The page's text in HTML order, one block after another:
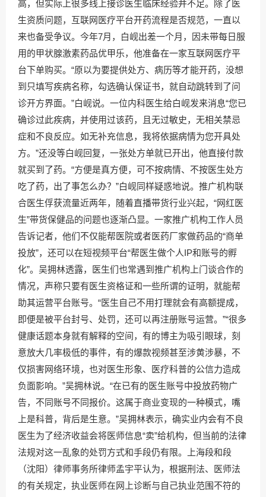
高，但实际上很多线上接诊医生临床经验并不足。除了医
生资质问题，互联网医疗平台开药流程是否规范，一直以
来也备受争议。今年7月，白岘出差一个月，因未带每日服
用的甲状腺激素药品优甲乐，他准备在一家互联网医疗平
台下单购买。“原以为要提供处方、病历等才能开药，没想
到只填写疾病名称，勾选确认保证书，就自动跳转到了问
诊开方界面。”白岘说。一位内科医生给白岘发来消息“您已
确诊过此疾病，并使用过该药，且无过敏史，无相关禁忌
症和不良反应。如无补充信息，我将依据病情为您开具处
方。”还没等白岘回复，一张处方单就已开出，他直接付款
就买到了药。“方便是真方便，可不按病情、不按医生处方
吃了药，出了事怎么办？”白岘同样疑惑地说。推广机构联
合医生俘获流量近两年，随着直播带货行业兴起，“网红医
生”带货保健品的问题也逐渐凸显。一家推广机构工作人员
告诉记者，他们不仅能帮医院或者医药厂家做药品的“商单
投放”，还可以在短视频平台“帮医生做个人IP和账号的孵
化”。吴拥林透露，医生们也常遇到推广机构上门谈合作的
情况，声称只要有医生资格证和一些所谓的证明，就能帮
助其运营平台账号。“医生自己不用打理就会有高额提成，
即便是被平台封号、处罚，还可以再注册账号运营。”“很多
健康话题本身就有解释的空间，有的博主为吸引眼球，刻
意放大几率极低的事件，有的爆款视频甚至涉黄涉暴，不
仅损害网络环境，也对医生形象、医疗科普的公信力造成
负面影响。”吴拥林说。“在已有的医生账号中投放药物广
告，不同账号不同报价。这属于商业变现的一种模式，嘴
上是科普，背后是生意。”吴拥林表示，确实业内会有不良
医生为了经济收益会将医师信息“卖”给机构，但当前的法律
法规对这一乱象的处罚方式和手段仍有限。上海段和段
（沈阳）律师事务所律师孟宇平认为，根据刑法、医师法
的有关规定，执业医师在网上诊断与自己执业范围不符的